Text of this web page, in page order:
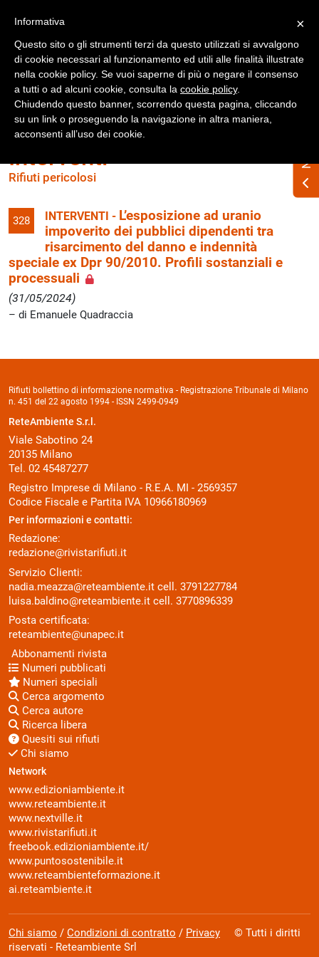
Accedi
Interventi
Rifiuti pericolosi
328 INTERVENTI - L’esposizione ad uranio
impoverito dei pubblici dipendenti tra
risarcimento del danno e indennità
speciale ex Dpr 90/2010. Profili sostanziali e
processuali
(31/05/2024)
di Emanuele Quadraccia
Rifiuti bollettino di informazione normativa - Registrazione Tribunale di Milano
n. 451 del 22 agosto 1994 - ISSN 2499-0949
ReteAmbiente S.r.l.
Viale Sabotino 24
20135 Milano
Tel. 02 45487277
Registro Imprese di Milano - R.E.A. MI - 2569357
Codice Fiscale e Partita IVA 10966180969
Per informazioni e contatti:
Redazione:
redazione@rivistarifiuti.it
Servizio Clienti:
nadia.meazza@reteambiente.it cell. 3791227784
luisa.baldino@reteambiente.it cell. 3770896339
Posta certificata:
reteambiente@unapec.it
Abbonamenti rivista
Numeri pubblicati
Numeri speciali
Cerca argomento
Cerca autore
Ricerca libera
Quesiti sui rifiuti
Chi siamo
Network
www.edizioniambiente.it
www.reteambiente.it
www.nextville.it
www.rivistarifiuti.it
freebook.edizioniambiente.it/
www.puntosostenibile.it
www.reteambienteformazione.it
ai.reteambiente.it
Chi siamo / Condizioni di contratto / Privacy © Tutti i diritti
riservati - Reteambiente Srl
×
Informativa
Questo sito o gli strumenti terzi da questo utilizzati si avvalgono
di cookie necessari al funzionamento ed utili alle finalità illustrate
nella cookie policy. Se vuoi saperne di più o negare il consenso
a tutti o ad alcuni cookie, consulta la cookie policy.
Chiudendo questo banner, scorrendo questa pagina, cliccando
su un link o proseguendo la navigazione in altra maniera,
acconsenti all’uso dei cookie.